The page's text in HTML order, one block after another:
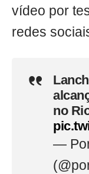
vídeo por
redes
no
—